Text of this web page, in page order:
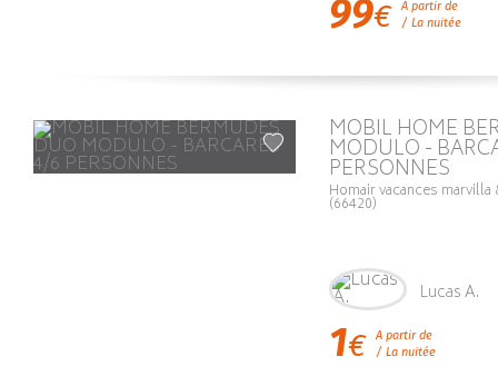
99€
A partir de
/ La nuitée
MOBIL HOME
MODULO -
PERSONNES
Homair vacances
(66420)
Lucas A.
1€
A partir de
/ La nuitée